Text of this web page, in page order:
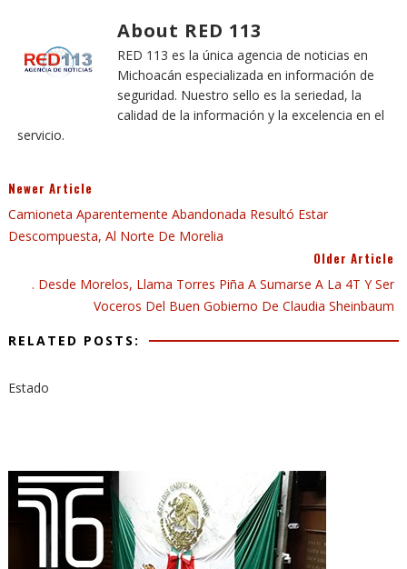
About RED 113
RED 113 es la única agencia de noticias en
Michoacán especializada en información de
seguridad. Nuestro sello es la seriedad, la
calidad de la información y la excelencia en el
servicio.
Newer Article
Camioneta Aparentemente Abandonada Resultó Estar
Descompuesta, Al Norte De Morelia
Older Article
. Desde Morelos, Llama Torres Piña A Sumarse A La 4T Y Ser
Voceros Del Buen Gobierno De Claudia Sheinbaum
RELATED POSTS:
Estado